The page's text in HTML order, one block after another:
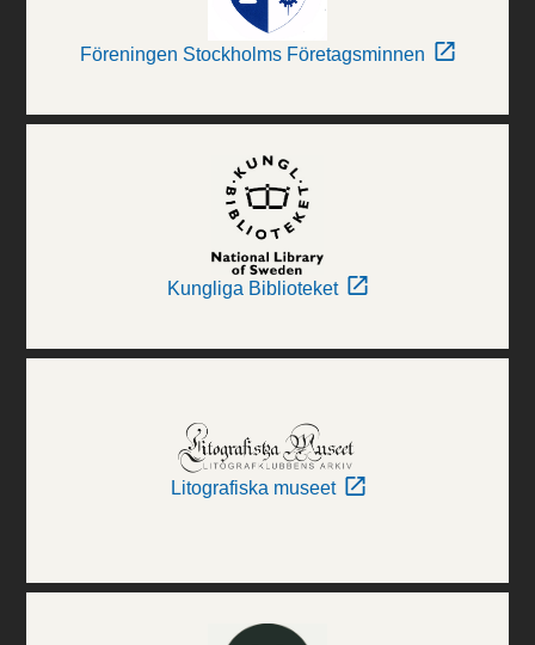
Föreningen Stockholms Företagsminnen
Kungliga Biblioteket
Litografiska museet